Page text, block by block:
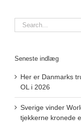
Search
for:
Seneste indlæg
Her er Danmarks
OL i 2026
Sverige vinder
tjekkerne kronede